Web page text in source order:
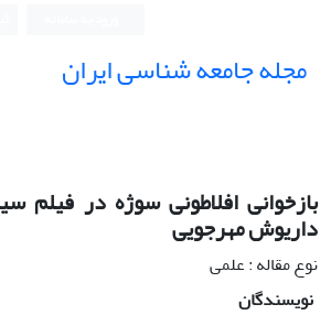
مجله جامعه شناسی ایران
بازخوانی افلاطونی سوژه در فیلم
داریوش مهرجویی
نوع مقاله : علمی
نویسندگان